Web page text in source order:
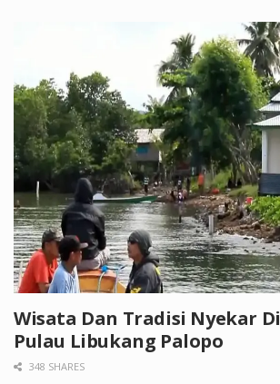
Wisata Dan Tradisi Nyekar Di
Pulau Libukang Palopo
348 SHARES